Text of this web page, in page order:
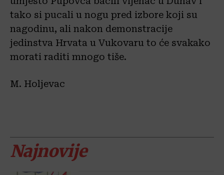
tako si pucali u nogu pred izbore koji su
nagodinu, ali nakon demonstracije
jedinstva Hrvata u Vukovaru to će svakako
morati raditi mnogo tiše.
M. Holjevac
Najnovije